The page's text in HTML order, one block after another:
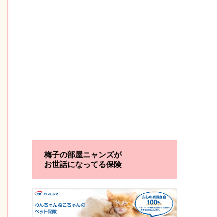
梅子の部屋ニャンズが
お世話になってる保険